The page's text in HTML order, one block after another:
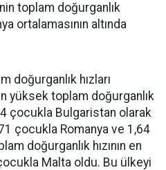
toplam doğurganlık
ortalamasının altında
doğurganlık hızları
yüksek toplam doğurganlık
çocukla Bulgaristan olarak
çocukla Romanya ve 1,64
doğurganlık hızının en
Malta oldu. Bu ülkeyi